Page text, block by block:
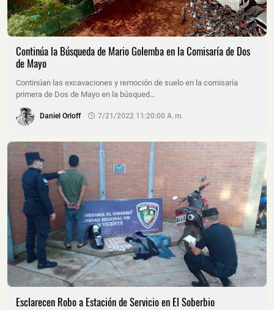
Continúa la Búsqueda de Mario Golemba en la Comisaría de Dos
de Mayo
Continúan las excavaciones y remoción de suelo en la comisaría
primera de Dos de Mayo en la búsqued…
Daniel Orloff 7/21/2022 11:20:00 A. M.
Esclarecen Robo a Estación de Servicio en El Soberbio